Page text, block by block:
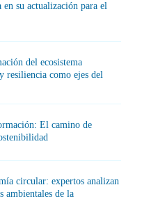
su actualización para el
del ecosistema
resiliencia como ejes del
El camino de
circular: expertos analizan
ambientales de la